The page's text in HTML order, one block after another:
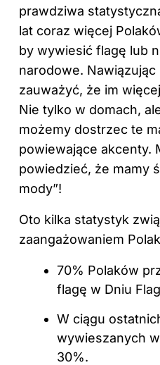
prawdziwa
lat coraz więcej
by wywiesić flagę lub
narodowe.
zauważyć, że im
Nie tylko w domach,
możemy dostrzec te
powiewające akcenty.
powiedzieć, że mamy
mody”!
Oto kilka statystyk
zaangażowaniem
70% Polaków
flagę w Dniu
W ciągu
wywieszanych
30%.